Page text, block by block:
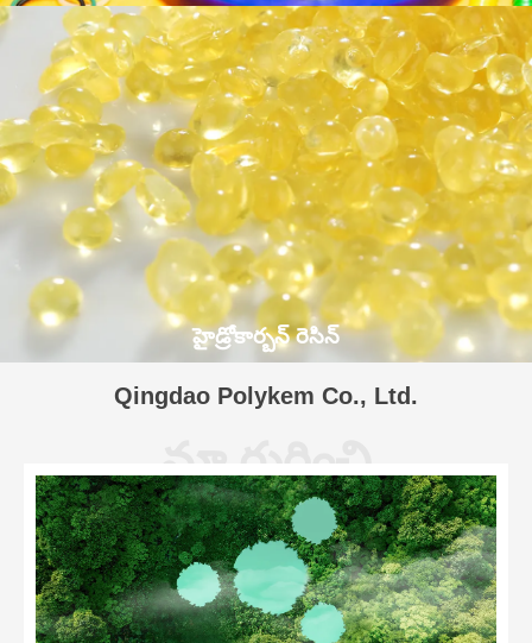
హైడ్రోకార్బన్ రెసిన్
Qingdao Polykem Co., Ltd.
మా గురించి